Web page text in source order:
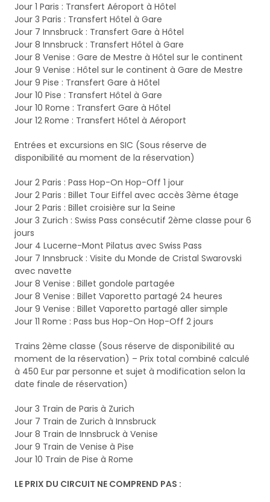
Jour 1 Paris : Transfert Aéroport à Hôtel
Jour 3 Paris : Transfert Hôtel à Gare
Jour 7 Innsbruck : Transfert Gare à Hôtel
Jour 8 Innsbruck : Transfert Hôtel à Gare
Jour 8 Venise : Gare de Mestre à Hôtel sur le continent
Jour 9 Venise : Hôtel sur le continent à Gare de Mestre
Jour 9 Pise : Transfert Gare à Hôtel
Jour 10 Pise : Transfert Hôtel à Gare
Jour 10 Rome : Transfert Gare à Hôtel
Jour 12 Rome : Transfert Hôtel à Aéroport
Entrées et excursions en SIC (Sous réserve de
disponibilité au moment de la réservation)
Jour 2 Paris : Pass Hop-On Hop-Off 1 jour
Jour 2 Paris : Billet Tour Eiffel avec accès 3ème étage
Jour 2 Paris : Billet croisière sur la Seine
Jour 3 Zurich : Swiss Pass consécutif 2ème classe pour 6
jours
Jour 4 Lucerne-Mont Pilatus avec Swiss Pass
Jour 7 Innsbruck : Visite du Monde de Cristal Swarovski
avec navette
Jour 8 Venise : Billet gondole partagée
Jour 8 Venise : Billet Vaporetto partagé 24 heures
Jour 9 Venise : Billet Vaporetto partagé aller simple
Jour 11 Rome : Pass bus Hop-On Hop-Off 2 jours
Trains 2ème classe (Sous réserve de disponibilité au
moment de la réservation) – Prix total combiné calculé
à 450 Eur par personne et sujet à modification selon la
date finale de réservation)
Jour 3 Train de Paris à Zurich
Jour 7 Train de Zurich à Innsbruck
Jour 8 Train de Innsbruck à Venise
Jour 9 Train de Venise à Pise
Jour 10 Train de Pise à Rome
LE PRIX DU CIRCUIT NE COMPREND PAS :